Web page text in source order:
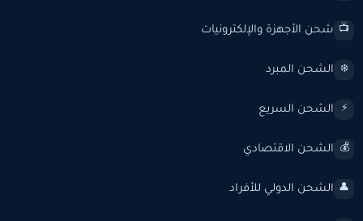
📺 شحن الأجهزة والإلكترونيات
❄️ الشحن المبرد
⚡ الشحن السريع
💰 الشحن الاقتصادي
👤 الشحن الدولي للأفراد